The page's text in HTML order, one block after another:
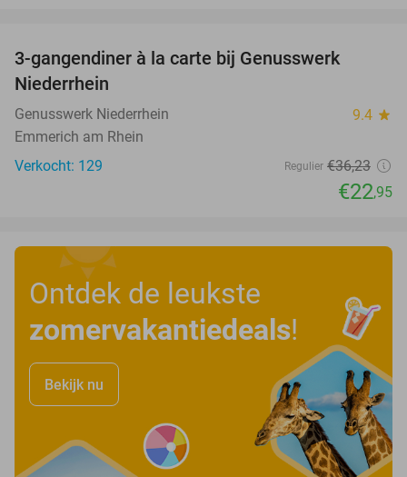
3-gangendiner à la carte bij Genusswerk
Niederrhein
Genusswerk Niederrhein 9.4 star
Emmerich am Rhein
Verkocht: 129
Regulier €36,23
€22,95
Ontdek de leukste
zomervakantiedeals!
Bekijk nu